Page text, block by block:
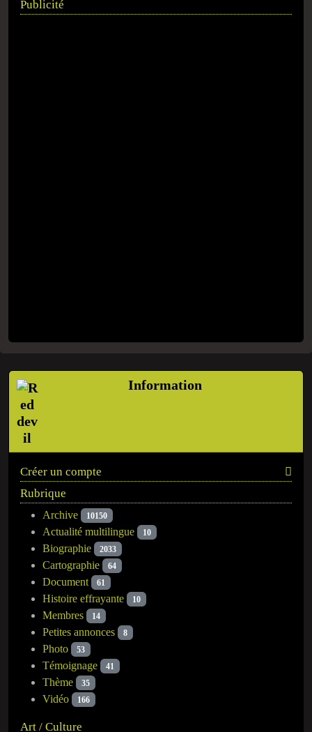
Information
Créer un compte
Rubrique
Archive 10150
Actualité multilingue 10
Biographie 2033
Cartographie 64
Document 61
Histoire effrayante 10
Membres 14
Petites annonces 8
Photo 53
Témoignage 41
Thème 35
Vidéo 166
Art / Culture
Publicité